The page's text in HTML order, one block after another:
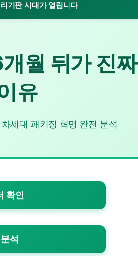
기판 시대가 열립니다
월 뒤가 진짜
유
세대 패키징 혁명 완전 분석
확인
석